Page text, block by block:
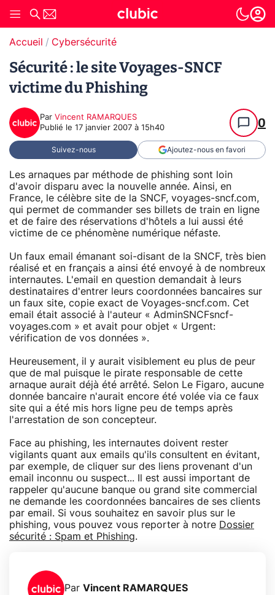
Accueil Cybersécurité
Sécurité : le site Voyages-SNCF
victime du Phishing
Par Vincent RAMARQUES
Publié le 17 janvier 2007 à 15h40 0
Suivez-nous Ajoutez-nous en favori
Les arnaques par méthode de phishing sont loin
d'avoir disparu avec la nouvelle année. Ainsi, en
France, le célèbre site de la SNCF, voyages-sncf.com,
qui permet de commander ses billets de train en ligne
et de faire des réservations d'hôtels a lui aussi été
victime de ce phénomène numérique néfaste.
Un faux email émanant soi-disant de la SNCF, très bien
réalisé et en français a ainsi été envoyé à de nombreux
internautes. L'email en question demandait à leurs
destinataires d'entrer leurs coordonnées bancaires sur
un faux site, copie exact de Voyages-sncf.com. Cet
email était associé à l'auteur « AdminSNCFsncf-
voyages.com » et avait pour objet « Urgent:
vérification de vos données ».
Heureusement, il y aurait visiblement eu plus de peur
que de mal puisque le pirate responsable de cette
arnaque aurait déjà été arrêté. Selon Le Figaro, aucune
donnée bancaire n'aurait encore été volée via ce faux
site qui a été mis hors ligne peu de temps après
l'arrestation de son concepteur.
Face au phishing, les internautes doivent rester
vigilants quant aux emails qu'ils consultent en évitant,
par exemple, de cliquer sur des liens provenant d'un
email inconnu ou suspect... Il est aussi important de
rappeler qu'aucune banque ou grand site commercial
ne demande les coordonnées bancaires de ses clients
par email. Si vous souhaitez en savoir plus sur le
phishing, vous pouvez vous reporter à notre Dossier
sécurité : Spam et Phishing.
Par Vincent RAMARQUES